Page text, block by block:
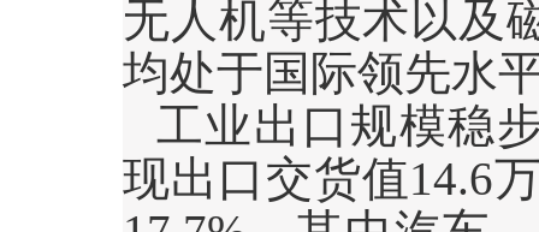
无人机等技术以及
均处于国际领先水
工业出口规模稳
现出口交货值14.6